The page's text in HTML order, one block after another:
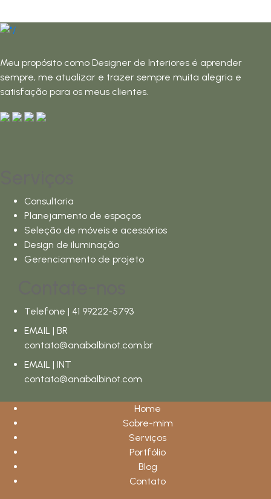
Meu propósito como Designer de Interiores é aprender
sempre, me atualizar e trazer sempre muita alegria e
satisfação para os meus clientes.
Consultoria
Planejamento de espaços
Seleção de móveis e acessórios
Design de iluminação
Gerenciamento de projeto
Telefone | 41 99222-5793
EMAIL | BR
contato@anabalbinot.com.br
EMAIL | INT
contato@anabalbinot.com
Home
Sobre-mim
Serviços
Portfólio
Blog
Contato